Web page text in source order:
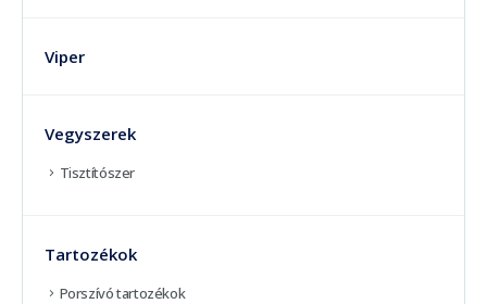
Viper
Vegyszerek
Tisztítószer
Tartozékok
Porszívó tartozékok